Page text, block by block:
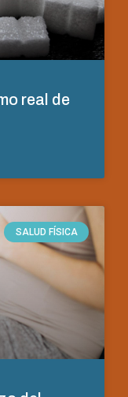
real de
SALUD FÍSICA